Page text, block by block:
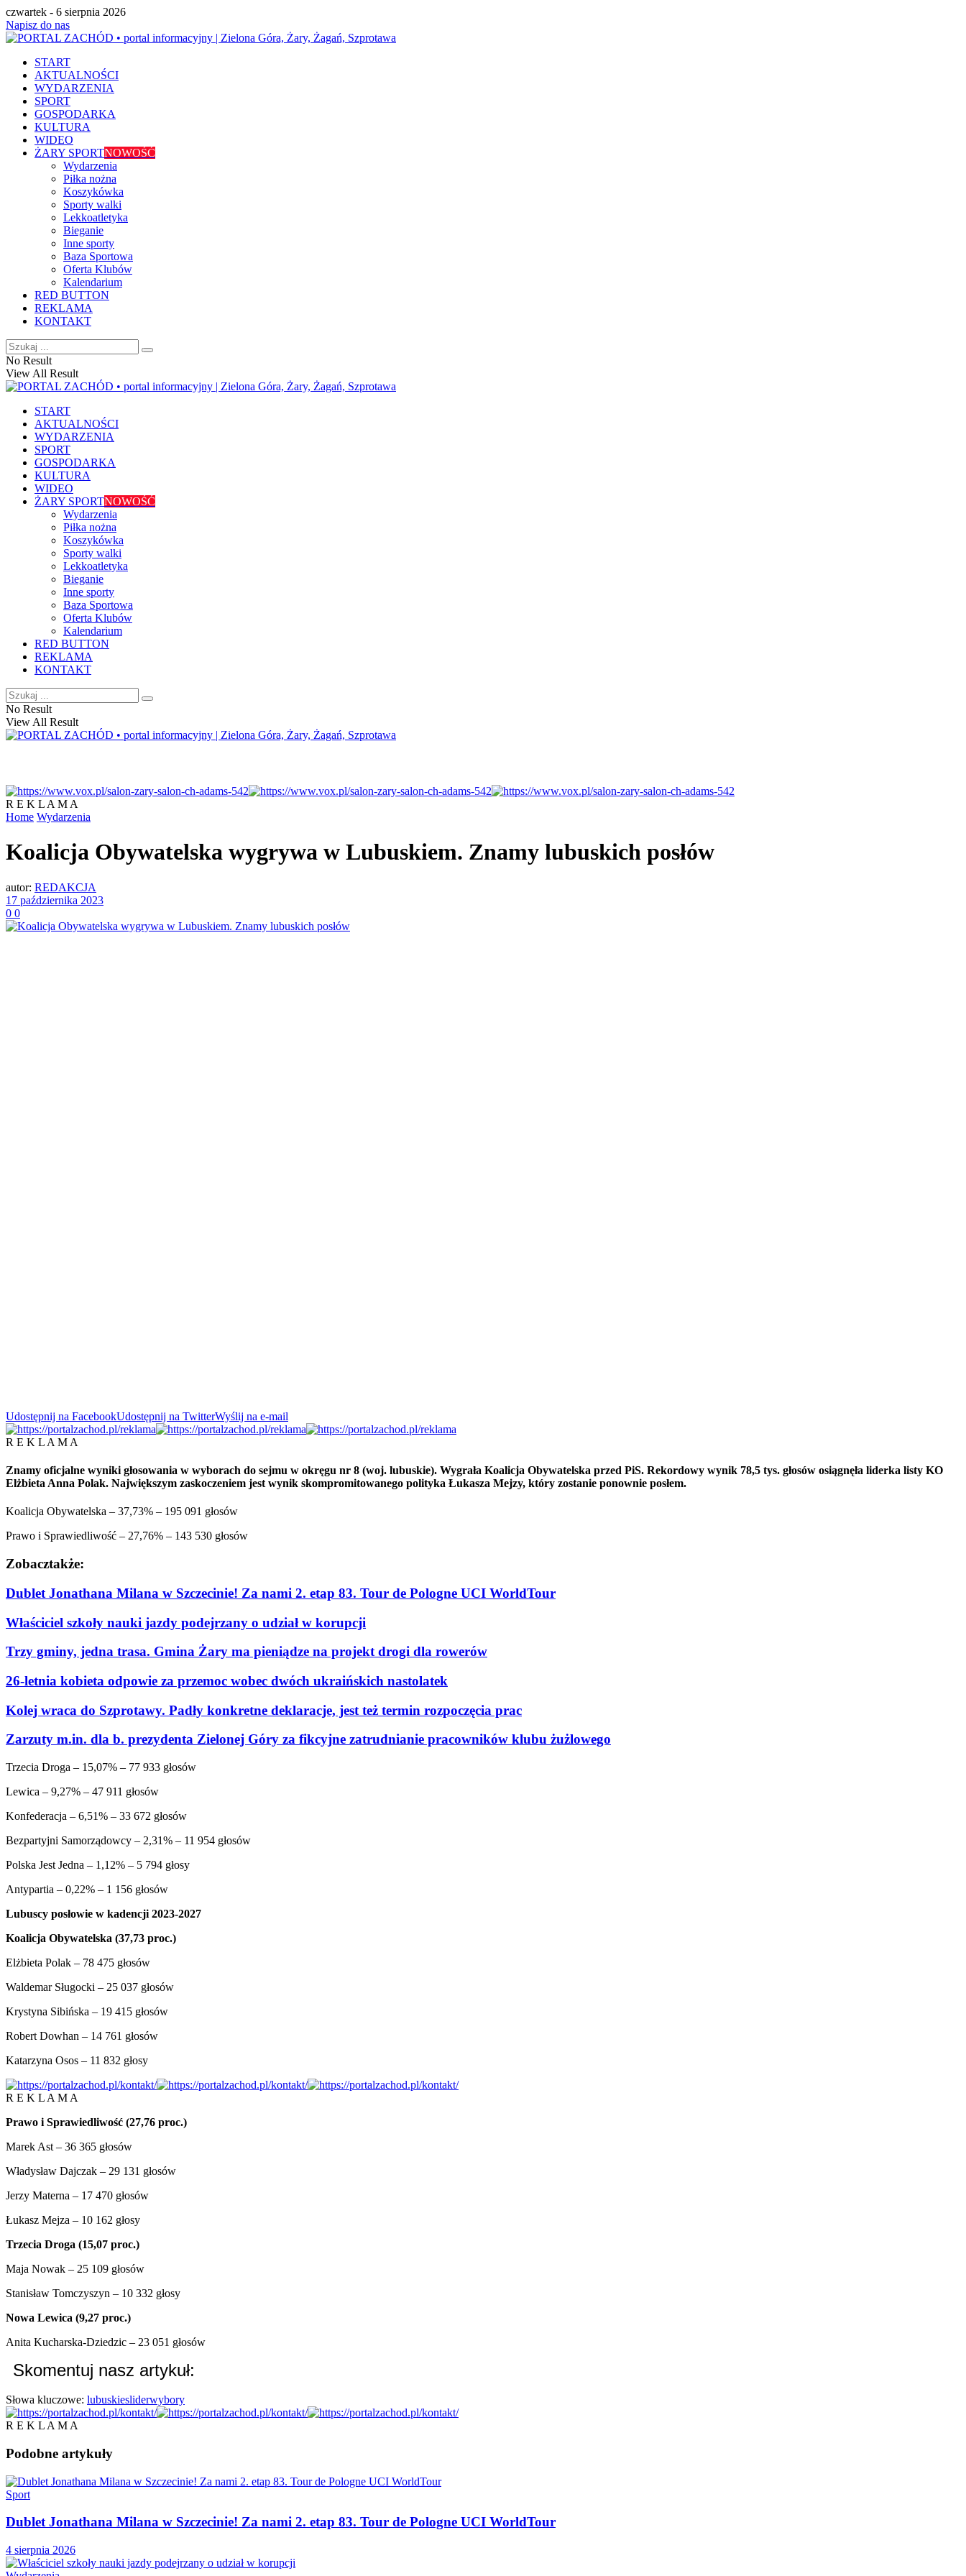
czwartek - 6 sierpnia 2026
Napisz do nas
START
AKTUALNOŚCI
WYDARZENIA
SPORT
GOSPODARKA
KULTURA
WIDEO
ŻARY SPORTNOWOŚĆ
Wydarzenia
Piłka nożna
Koszykówka
Sporty walki
Lekkoatletyka
Bieganie
Inne sporty
Baza Sportowa
Oferta Klubów
Kalendarium
RED BUTTON
REKLAMA
KONTAKT
No Result
View All Result
START
AKTUALNOŚCI
WYDARZENIA
SPORT
GOSPODARKA
KULTURA
WIDEO
ŻARY SPORTNOWOŚĆ
Wydarzenia
Piłka nożna
Koszykówka
Sporty walki
Lekkoatletyka
Bieganie
Inne sporty
Baza Sportowa
Oferta Klubów
Kalendarium
RED BUTTON
REKLAMA
KONTAKT
No Result
View All Result
R E K L A M A
Home Wydarzenia
Koalicja Obywatelska wygrywa w Lubuskiem. Znamy lubuskich posłów
autor: REDAKCJA
17 października 2023
0 0
Udostępnij na FacebookUdostępnij na TwitterWyślij na e-mail
R E K L A M A
Znamy oficjalne wyniki głosowania w wyborach do sejmu w okręgu nr 8 (woj. lubuskie). Wygrała Koalicja Obywatelska przed PiS. Rekordowy wynik 78,5 tys. głosów osiągnęła liderka listy KO
Elżbieta Anna Polak. Największym zaskoczeniem jest wynik skompromitowanego polityka Łukasza Mejzy, który zostanie ponownie posłem.
Koalicja Obywatelska – 37,73% – 195 091 głosów
Prawo i Sprawiedliwość – 27,76% – 143 530 głosów
Zobacztakże:
Dublet Jonathana Milana w Szczecinie! Za nami 2. etap 83. Tour de Pologne UCI WorldTour
Właściciel szkoły nauki jazdy podejrzany o udział w korupcji
Trzy gminy, jedna trasa. Gmina Żary ma pieniądze na projekt drogi dla rowerów
26-letnia kobieta odpowie za przemoc wobec dwóch ukraińskich nastolatek
Kolej wraca do Szprotawy. Padły konkretne deklaracje, jest też termin rozpoczęcia prac
Zarzuty m.in. dla b. prezydenta Zielonej Góry za fikcyjne zatrudnianie pracowników klubu żużlowego
Trzecia Droga – 15,07% – 77 933 głosów
Lewica – 9,27% – 47 911 głosów
Konfederacja – 6,51% – 33 672 głosów
Bezpartyjni Samorządowcy – 2,31% – 11 954 głosów
Polska Jest Jedna – 1,12% – 5 794 głosy
Antypartia – 0,22% – 1 156 głosów
Lubuscy posłowie w kadencji 2023-2027
Koalicja Obywatelska (37,73 proc.)
Elżbieta Polak – 78 475 głosów
Waldemar Sługocki – 25 037 głosów
Krystyna Sibińska – 19 415 głosów
Robert Dowhan – 14 761 głosów
Katarzyna Osos – 11 832 głosy
R E K L A M A
Prawo i Sprawiedliwość (27,76 proc.)
Marek Ast – 36 365 głosów
Władysław Dajczak – 29 131 głosów
Jerzy Materna – 17 470 głosów
Łukasz Mejza – 10 162 głosy
Trzecia Droga (15,07 proc.)
Maja Nowak – 25 109 głosów
Stanisław Tomczyszyn – 10 332 głosy
Nowa Lewica (9,27 proc.)
Anita Kucharska-Dziedzic – 23 051 głosów
Skomentuj nasz artykuł:
Słowa kluczowe: lubuskiesliderwybory
R E K L A M A
Podobne artykuły
Sport
Dublet Jonathana Milana w Szczecinie! Za nami 2. etap 83. Tour de Pologne UCI WorldTour
4 sierpnia 2026